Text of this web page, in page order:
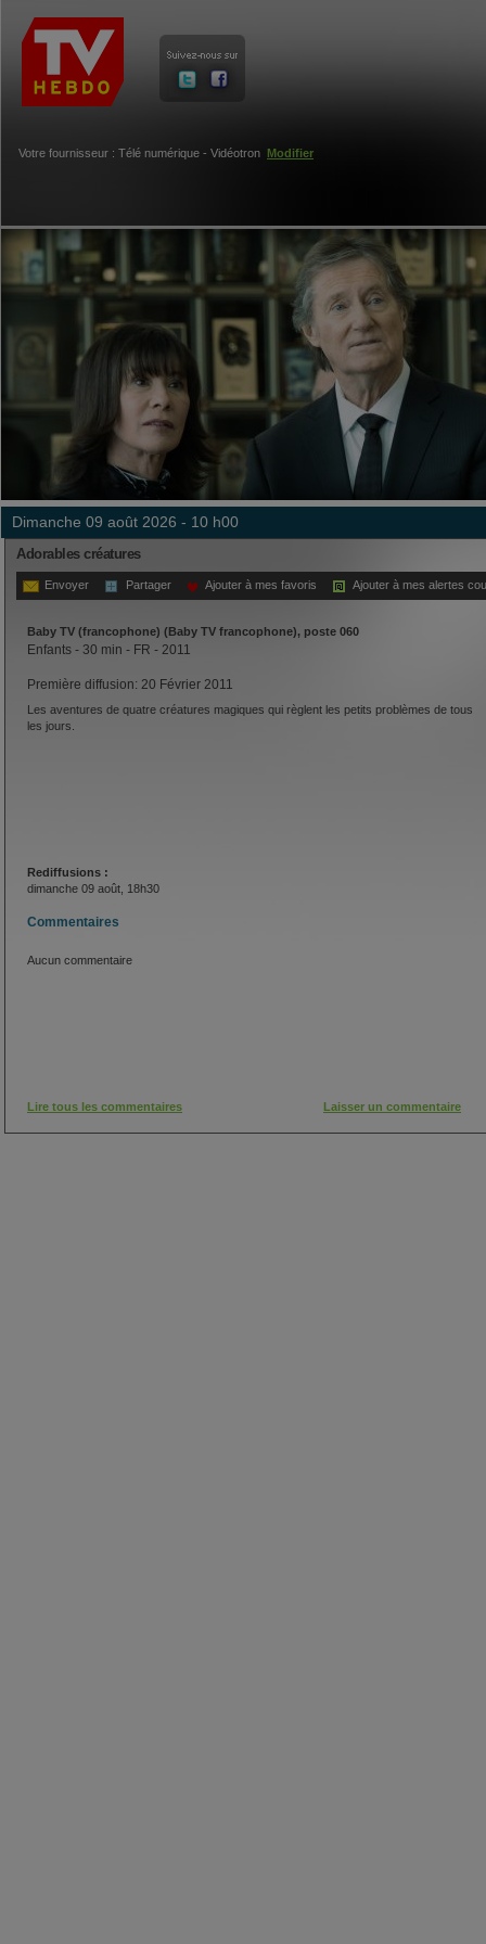
Votre fournisseur : Télé numérique - Vidéotron Modifier
dimanche 09 août 2026 - 10 h00
Adorables créatures
Envoyer Partager Ajouter à mes favoris Ajouter à mes alertes
Baby TV (francophone) (Baby TV francophone), poste 060
Enfants - 30 min - FR - 2011
Première diffusion: 20 Février 2011
Les aventures de quatre créatures magiques qui règlent les petits problèmes de tous
les jours.
Rediffusions :
dimanche 09 août, 18h30
Commentaires
Aucun commentaire
Lire tous les commentaires Laisser un commentaire